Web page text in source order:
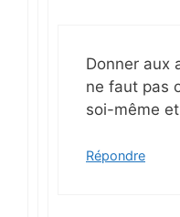
Donner aux
ne faut pas
soi-même et
Répondre